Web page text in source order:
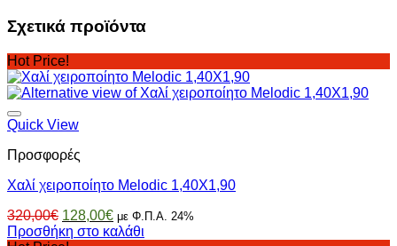
Σχετικά προϊόντα
Hot Price!
Quick View
Προσφορές
Χαλί χειροποίητο Melodic 1,40X1,90
320,00€ Original
price
128,00€Η
τρέχουσα
με Φ.Π.Α. 24%
Προσθήκη στο καλάθι